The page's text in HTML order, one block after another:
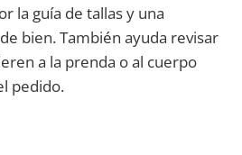
la guía de tallas y una
bien. También ayuda revisar
a la prenda o al cuerpo
pedido.